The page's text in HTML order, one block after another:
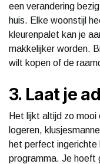
een verandering
huis. Elke woonstijl
kleurenpalet kan je
makkelijker worden.
wilt kopen of de
3. Laat je
Het lijkt altijd zo
logeren,
het perfect
programma. Je hoeft